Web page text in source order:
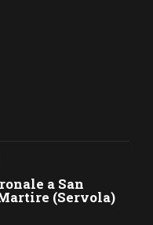
a San
(Servola)